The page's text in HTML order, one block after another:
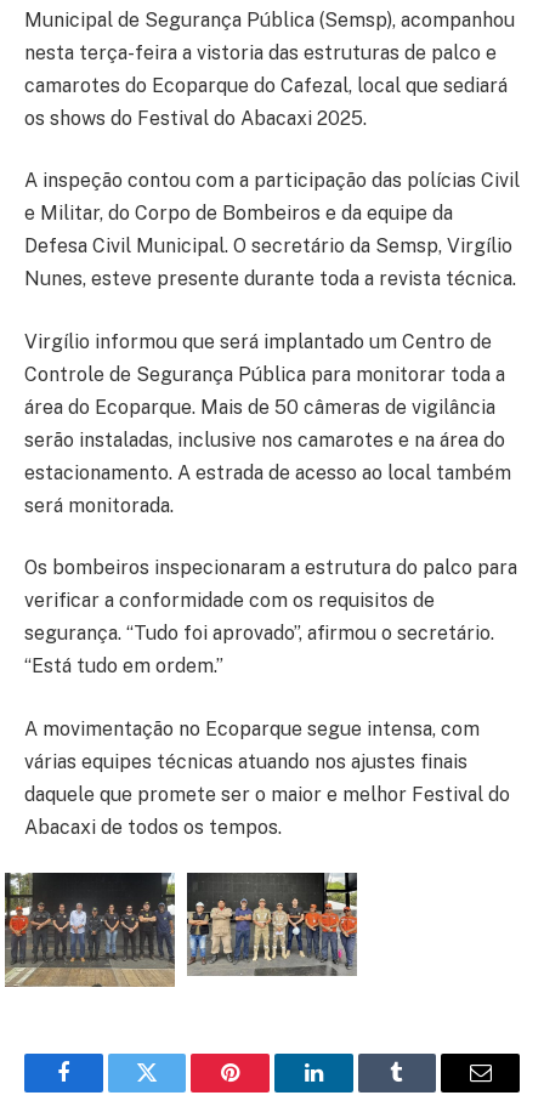
Municipal de Segurança Pública (Semsp), acompanhou
nesta terça-feira a vistoria das estruturas de palco e
camarotes do Ecoparque do Cafezal, local que sediará
os shows do Festival do Abacaxi 2025.
A inspeção contou com a participação das polícias Civil
e Militar, do Corpo de Bombeiros e da equipe da
Defesa Civil Municipal. O secretário da Semsp, Virgílio
Nunes, esteve presente durante toda a revista técnica.
Virgílio informou que será implantado um Centro de
Controle de Segurança Pública para monitorar toda a
área do Ecoparque. Mais de 50 câmeras de vigilância
serão instaladas, inclusive nos camarotes e na área do
estacionamento. A estrada de acesso ao local também
será monitorada.
Os bombeiros inspecionaram a estrutura do palco para
verificar a conformidade com os requisitos de
segurança. “Tudo foi aprovado”, afirmou o secretário.
“Está tudo em ordem.”
A movimentação no Ecoparque segue intensa, com
várias equipes técnicas atuando nos ajustes finais
daquele que promete ser o maior e melhor Festival do
Abacaxi de todos os tempos.
FacebookTwitter Pinterest LinkedInTumblr
E-